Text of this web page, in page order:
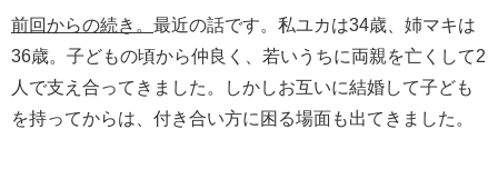
前回からの続き。 最近の話です。私ユカは34歳、姉マキは
36歳。子どもの頃から仲良く、若いうちに両親を亡くして2
人で支え合ってきました。しかしお互いに結婚して子ども
を持ってからは、付き合い方に困る場面も出てきました。